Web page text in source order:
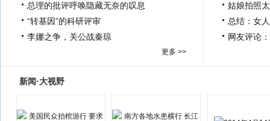
总理的批评呼唤隐藏无奈的叹息
“转基因”的科研评审
李娜之争，关公战秦琼
更多 >>
姑娘拍照
总结：女
网友评论
新闻·大视野